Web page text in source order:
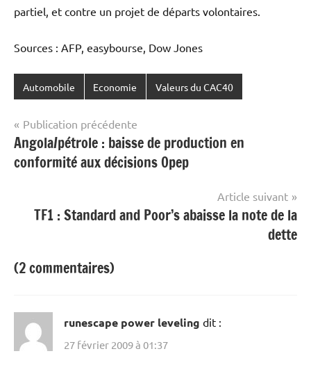
partiel, et contre un projet de départs volontaires.
Sources : AFP, easybourse, Dow Jones
Automobile Economie Valeurs du CAC40
Navigation
de
l’article
Publication précédente
Angola/pétrole : baisse de production en
conformité aux décisions Opep
Article suivant
TF1 : Standard and Poor’s abaisse la note de la
dette
(2 commentaires)
runescape power leveling dit :
27 février 2009 à 01:37